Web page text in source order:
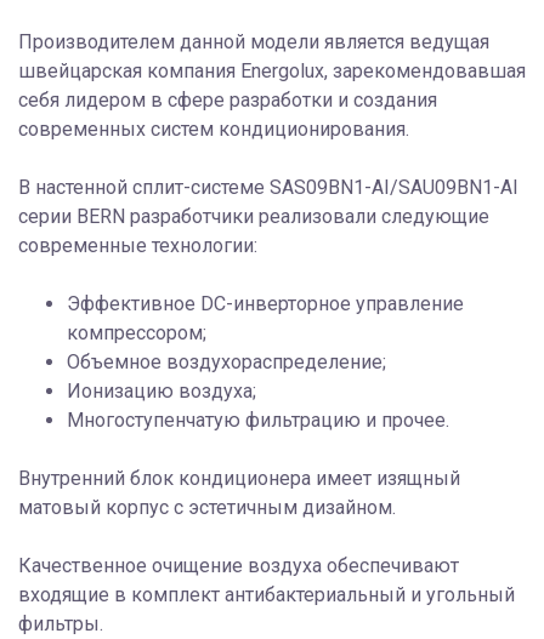
Производителем данной модели является ведущая
швейцарская компания Energolux, зарекомендовавшая
себя лидером в сфере разработки и создания
современных систем кондиционирования.
В настенной сплит-системе SAS09BN1-AI/SAU09BN1-AI
серии BERN разработчики реализовали следующие
современные технологии:
Эффективное DC-инверторное управление
компрессором;
Объемное воздухораспределение;
Ионизацию воздуха;
Многоступенчатую фильтрацию и прочее.
Внутренний блок кондиционера имеет изящный
матовый корпус с эстетичным дизайном.
Качественное очищение воздуха обеспечивают
входящие в комплект антибактериальный и угольный
фильтры.